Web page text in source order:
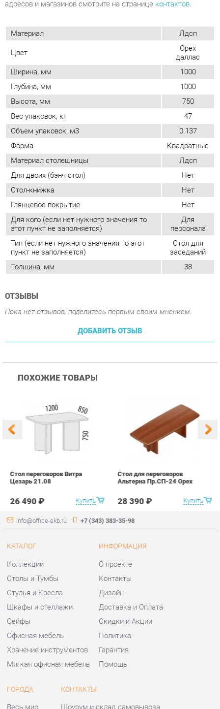
Ширина, мм
1000
Высота, мм
750
Вес упаковок, кг
47
Объем упаковок, м3
0.137
Форма
Квадратные
Материал столешницы
Лдсп
Для двоих (бэнч стол)
Нет
Стол-книжка
Нет
Глянцевое покрытие
Нет
Для кого (если нет нужного значения то
этот пункт не заполняется)
Для
персонала
Тип (если нет нужного значения то этот
пункт не заполняется)
Стол для
заседаний
Толщина, мм 38
ОТЗЫВЫ
Пока нет отзывов, поделитесь первым своим мнением.
ДОБАВИТЬ ОТЗЫВ
Купить
26 490 ₽ Купить
28 390 ₽
+7 (343) 383-35-98
Коллекции
Шкафы и стеллажи
Офисная мебель
Хранение инструментов
Мягкая офисная мебель
О проекте
Контакты
Доставка и Оплата
Политика
Гарантия
Помощь
Весь мир
Екатеринбург
Шоурум и склад самовывоза
Адрес: г.Екатеринбург,
Уральских рабочих, 54
Телефон: +7 (343) 383-35-98
Пн - Пт:10:00 - 20:00 (GMT+5)